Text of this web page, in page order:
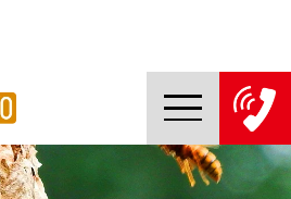
巣駆除PROについて